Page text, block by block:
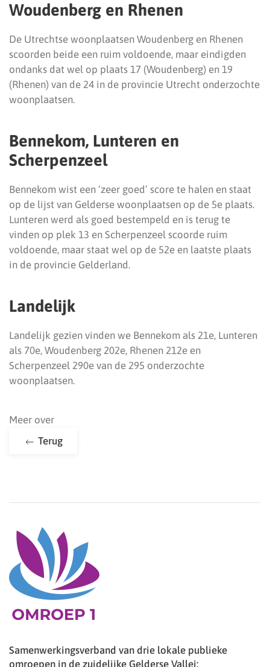
Woudenberg en Rhenen
De Utrechtse woonplaatsen Woudenberg en Rhenen
scoorden beide een ruim voldoende, maar eindigden
ondanks dat wel op plaats 17 (Woudenberg) en 19
(Rhenen) van de 24 in de provincie Utrecht onderzochte
woonplaatsen.
Bennekom, Lunteren en
Scherpenzeel
Bennekom wist een ‘zeer goed’ score te halen en staat
op de lijst van Gelderse woonplaatsen op de 5e plaats.
Lunteren werd als goed bestempeld en is terug te
vinden op plek 13 en Scherpenzeel scoorde ruim
voldoende, maar staat wel op de 52e en laatste plaats
in de provincie Gelderland.
Landelijk
Landelijk gezien vinden we Bennekom als 21e, Lunteren
als 70e, Woudenberg 202e, Rhenen 212e en
Scherpenzeel 290e van de 295 onderzochte
woonplaatsen.
Meer over
Terug
Samenwerkingsverband van drie lokale publieke
omroepen in de zuidelijke Gelderse Vallei: